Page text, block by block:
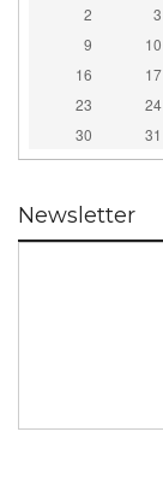
2
3
9 10
16
17
23
24
30
31
Newsletter